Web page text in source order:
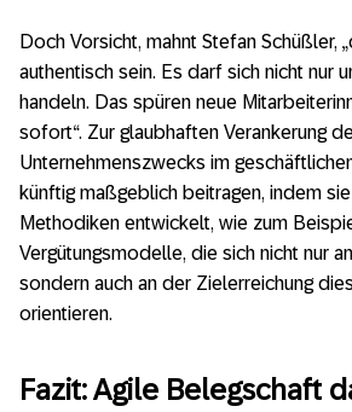
Doch Vorsicht, mahnt Stefan Schüßler,
authentisch sein. Es darf sich nicht nur
handeln. Das spüren neue
sofort“. Zur glaubhaften Verankerung
Unternehmenszwecks im
künftig maßgeblich beitragen, indem
Methodiken entwickelt, wie zum
Vergütungsmodelle, die sich nicht nur
sondern auch an der Zielerreichung
orientieren.
Fazit: Agile Belegschaft